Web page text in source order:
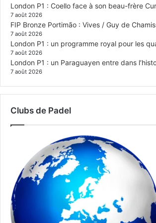
London P1 : Coello face à son beau-frère
7 août 2026
FIP Bronze Portimão : Vives / Guy de
7 août 2026
London P1 : un programme royal pour les
7 août 2026
London P1 : un Paraguayen entre dans
7 août 2026
Clubs de Padel